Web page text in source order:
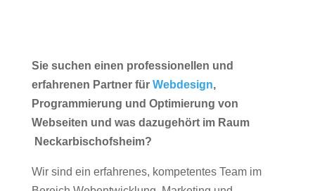
Sie suchen einen professionellen und
erfahrenen Partner für Webdesign,
Programmierung und Optimierung von
Webseiten und was dazugehört im Raum
Neckarbischofsheim?
Wir sind ein erfahrenes, kompetentes Team im